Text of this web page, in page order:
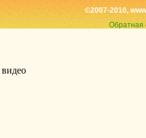
©2007-2010,
Обратная
видео